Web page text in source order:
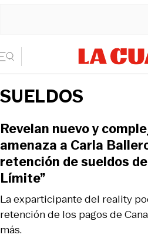
SUELDOS
La exparticipante del reality
retención de los pagos de
más.
Revelan nuevo y
amenaza a Carla
retención de sueldos
Límite”